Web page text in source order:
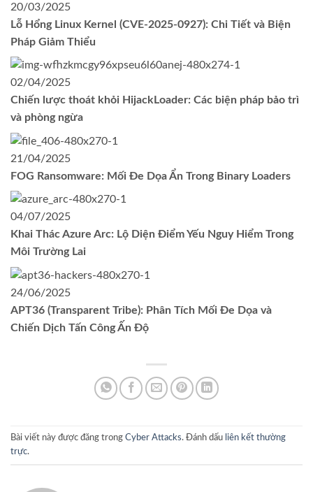
20/03/2025
Lỗ Hổng Linux Kernel (CVE-2025-0927): Chi Tiết và Biện
Pháp Giảm Thiểu
02/04/2025
Chiến lược thoát khỏi HijackLoader: Các biện pháp bảo trì
và phòng ngừa
21/04/2025
FOG Ransomware: Mối Đe Dọa Ẩn Trong Binary Loaders
04/07/2025
Khai Thác Azure Arc: Lộ Diện Điểm Yếu Nguy Hiểm Trong
Môi Trường Lai
24/06/2025
APT36 (Transparent Tribe): Phân Tích Mối Đe Dọa và
Chiến Dịch Tấn Công Ấn Độ
Bài viết này được đăng trong Cyber Attacks. Đánh dấu liên kết thường
trực.